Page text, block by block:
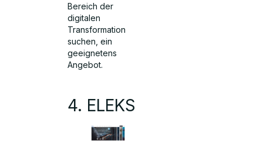
Bereich der
digitalen
Transformation
suchen, ein
geeignetens
Angebot.
4. ELEKS